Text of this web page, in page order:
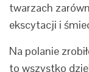
twarzach
ekscytacji i
Na polanie
to wszystko